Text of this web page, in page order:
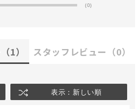
(0)
（1） スタッフレビュー （0）
表示：新しい順